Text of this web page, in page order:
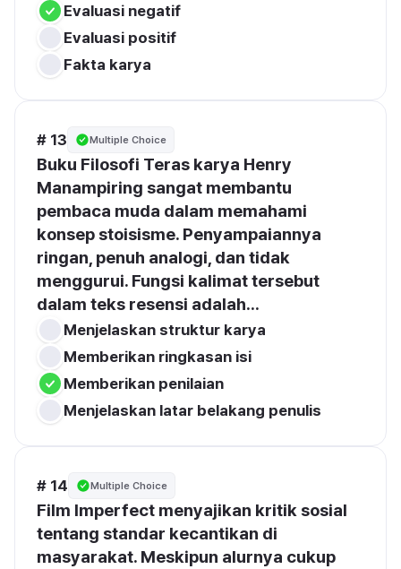
Evaluasi negatif
Evaluasi positif
Fakta karya
# 13 Multiple Choice
Buku Filosofi Teras karya Henry
Manampiring sangat membantu
pembaca muda dalam memahami
konsep stoisisme. Penyampaiannya
ringan, penuh analogi, dan tidak
menggurui. Fungsi kalimat tersebut
dalam teks resensi adalah...
Menjelaskan struktur karya
Memberikan ringkasan isi
Memberikan penilaian
Menjelaskan latar belakang penulis
# 14 Multiple Choice
Film Imperfect menyajikan kritik sosial
tentang standar kecantikan di
masyarakat. Meskipun alurnya cukup